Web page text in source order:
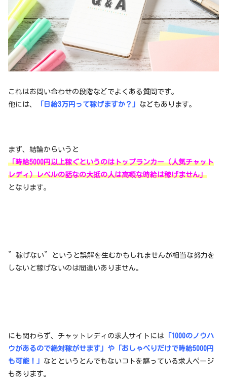
これはお問い合わせの段階などでよくある質問です。
他には、
「日給3万円って稼げますか？」 などもあります。
まず、結論からいうと
「時給5000円以上稼ぐというのはトップランカー（人気チャット
レディ）レベルの話なの大抵の人は高額な時給は稼げません」
となります。
”稼げない”というと誤解を生むかもしれませんが相当な努力を
しないと稼げないのは間違いありません。
にも関わらず、チャットレディの求人サイトには 「1000のノウハ
ウがあるので絶対稼がせます」や「おしゃべりだけで時給5000円
も可能！」 などというとんでもないコトを謳っている求人ページ
もあります。